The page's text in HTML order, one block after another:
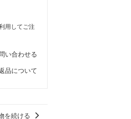
用してご注
い合わせる
品について
を続ける